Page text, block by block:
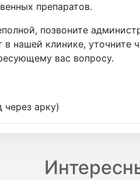
препаратов.
позвоните
в нашей клинике, уточните
вас вопросу.
через арку)